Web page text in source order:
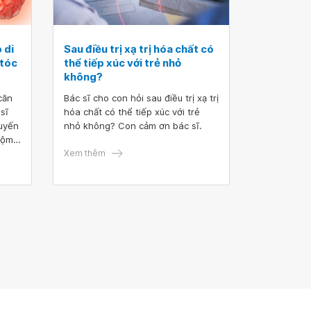
di
tóc
Sau điều trị xạ trị hóa chất có
thể tiếp xúc với trẻ nhỏ
không?
Bác sĩ cho con hỏi sau điều trị xạ trị
hóa chất có thể tiếp xúc với trẻ
nhỏ không? Con cảm ơn bác sĩ.
Xem thêm